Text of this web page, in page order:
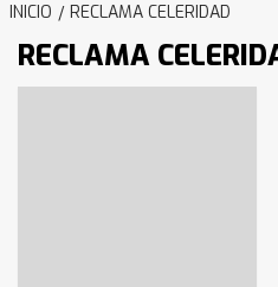
INICIO RECLAMA CELERIDAD
RECLAMA